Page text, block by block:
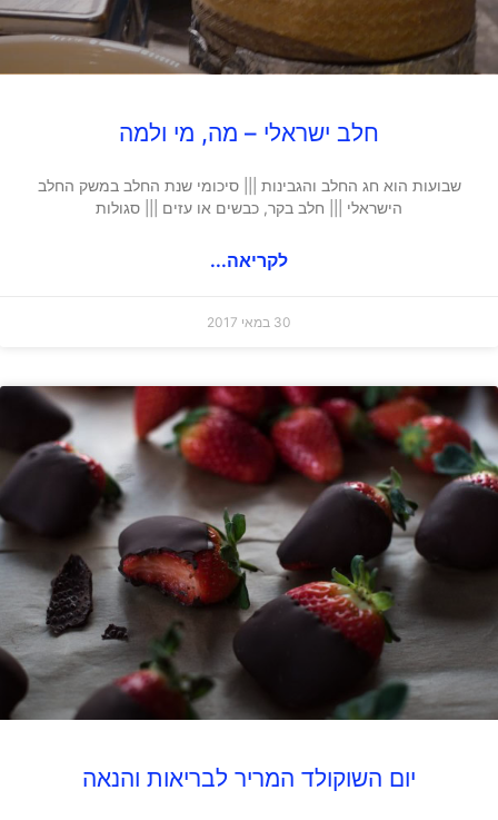
חלב ישראלי – מה, מי ולמה
שבועות הוא חג החלב והגבינות ||| סיכומי שנת החלב במשק החלב
הישראלי ||| חלב בקר, כבשים או עזים ||| סגולות
לקריאה...
30 במאי 2017
יום השוקולד המריר לבריאות והנאה